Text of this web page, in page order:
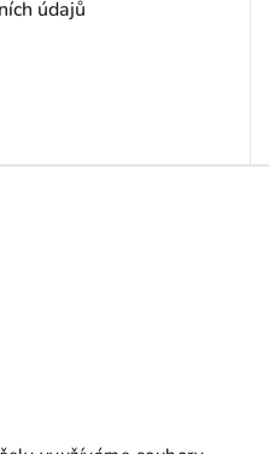
údajů